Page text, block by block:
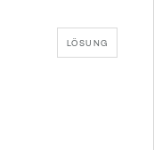
LÖSUNG